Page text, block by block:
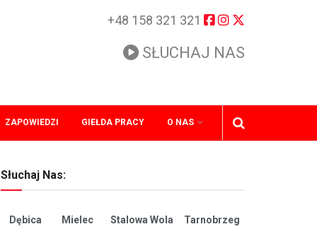
+48 158 321 321
SŁUCHAJ NAS
ZAPOWIEDZI GIEŁDA PRACY O NAS
Słuchaj Nas:
Dębica Mielec Stalowa Wola
Tarnobrzeg